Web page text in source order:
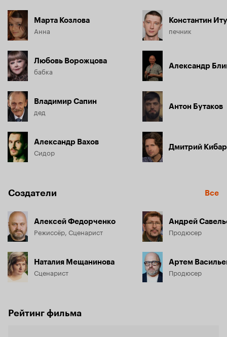
Марта Козлова
Анна
Любовь Ворожцова
бабка
Владимир Сапин
дед
Александр Вахов
Сидор
Константин
печник
Александр
Антон Бутаков
Дмитрий
Создатели Все
Алексей Федорченко
Режиссёр, Сценарист
Наталия Мещанинова
Сценарист
Андрей
Продюсер
Артем
Продюсер
Рейтинг фильма